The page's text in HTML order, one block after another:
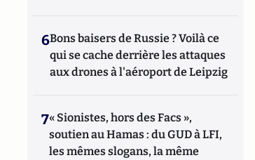
6Bons baisers de Russie ? Voilà ce
qui se cache derrière les attaques
aux drones à l'aéroport de Leipzig
7« Sionistes, hors des Facs »,
soutien au Hamas : du GUD à LFI,
les mêmes slogans, la même